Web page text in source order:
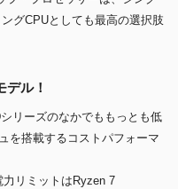
グCPUとしても最高の選択肢
ル！
リーズのなかでももっとも低
を搭載するコストパフォーマ
リミットはRyzen 7